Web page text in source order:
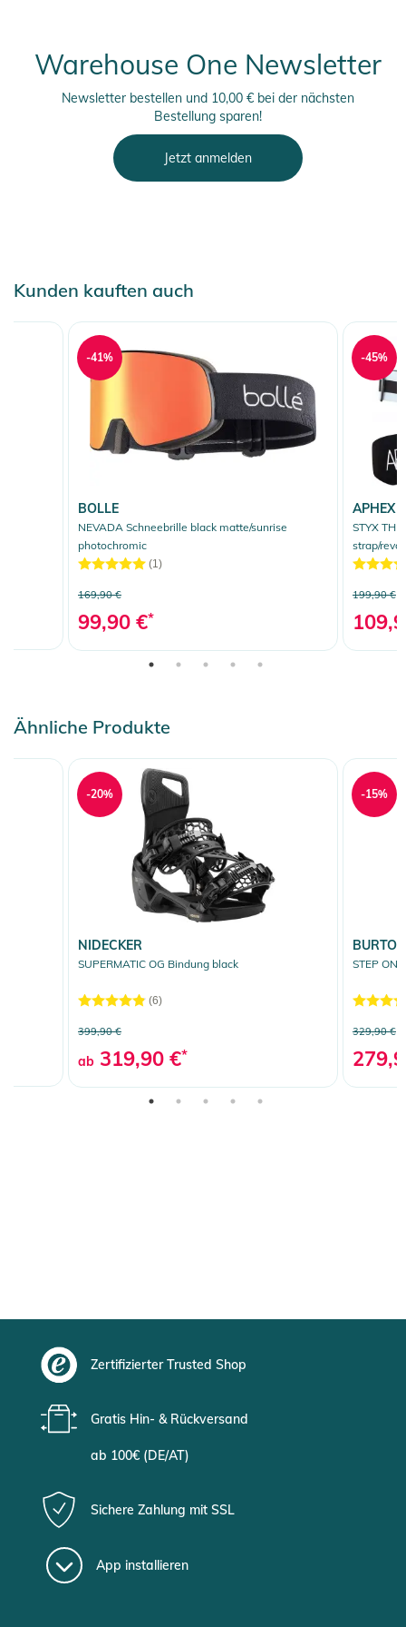
Warehouse One Newsletter
Newsletter bestellen und 10,00 € bei der nächsten
Bestellung sparen!
Jetzt anmelden
Kunden kauften auch
BOLLE
NEVADA Schneebrille black matte/sunrise
photochromic
(1)
169,90 €
99,90 €*
-41%
APHEX
STYX
strap/revo
199,90 €
-45%
Ähnliche Produkte
NIDECKER
SUPERMATIC OG Bindung black
(6)
399,90 €
ab 319,90 €*
-20%
BURTON
STEP ON
329,90 €
-15%
Zertifizierter Trusted Shop
Gratis Hin- & Rückversand
ab 100€ (DE/AT)
Sichere Zahlung mit SSL
App installieren